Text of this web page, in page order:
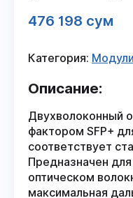
476 198 сум
Категория:
Описание:
Двухволоконный
фактором SFP+
соответствует
Предназначен
оптическом
максимальная